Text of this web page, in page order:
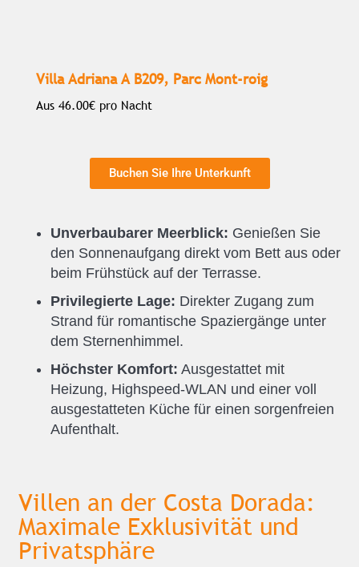
Villa Adriana A B209, Parc Mont-roig
Aus 46.00€ pro Nacht
Buchen Sie Ihre Unterkunft
Unverbaubarer Meerblick: Genießen Sie
den Sonnenaufgang direkt vom Bett aus oder
beim Frühstück auf der Terrasse.
Privilegierte Lage: Direkter Zugang zum
Strand für romantische Spaziergänge unter
dem Sternenhimmel.
Höchster Komfort: Ausgestattet mit
Heizung, Highspeed-WLAN und einer voll
ausgestatteten Küche für einen sorgenfreien
Aufenthalt.
Villen an der Costa Dorada:
Maximale Exklusivität und
Privatsphäre